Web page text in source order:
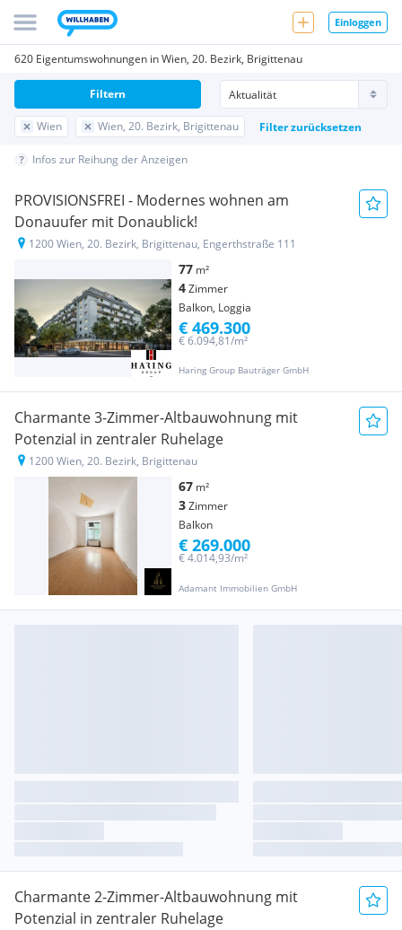
Einloggen
620 Eigentumswohnungen in Wien, 20. Bezirk, Brigittenau
Wien Wien, 20. Bezirk, Brigittenau Filter zurücksetzen
Filtern
Infos zur Reihung der Anzeigen
PROVISIONSFREI - Modernes wohnen am
Donauufer mit Donaublick!
1200 Wien, 20. Bezirk, Brigittenau, Engerthstraße 111
77 m²
4Zimmer
Balkon, Loggia
Haring Group Bauträger GmbH
€ 6.094,81/m²
€ 469.300
Charmante 3-Zimmer-Altbauwohnung mit
Potenzial in zentraler Ruhelage
1200 Wien, 20. Bezirk, Brigittenau
67 m²
3Zimmer
Balkon
Adamant Immobilien GmbH
€ 4.014,93/m²
€ 269.000
Charmante 2-Zimmer-Altbauwohnung mit
Potenzial in zentraler Ruhelage